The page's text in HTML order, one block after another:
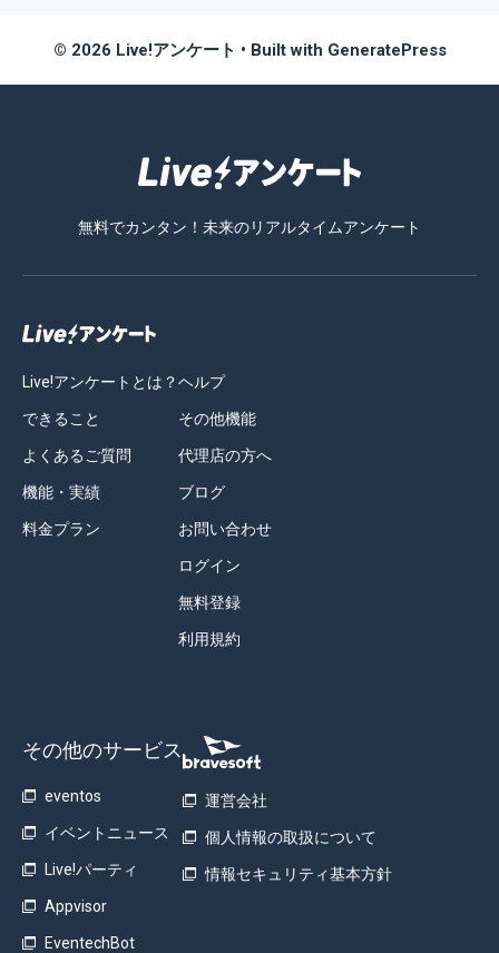
© 2026 Live!アンケート • Built with GeneratePress
無料でカンタン！未来のリアルタイムアンケート
Live!アンケートとは？
できること
よくあるご質問
機能・実績
料金プラン
ヘルプ
その他機能
代理店の方へ
ブログ
お問い合わせ
ログイン
無料登録
利用規約
その他のサービス
eventos
イベントニュース
Live!パーティ
Appvisor
EventechBot
運営会社
個人情報の取扱について
情報セキュリティ基本方針